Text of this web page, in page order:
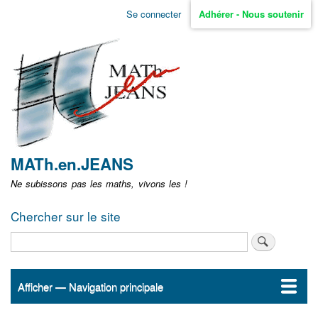
Aller
non
identifié
Se connecter Adhérer - Nous soutenir
MATh.en.JEANS
Ne subissons pas les maths, vivons les !
Chercher sur le site
Navigation
Afficher — Navigation principale